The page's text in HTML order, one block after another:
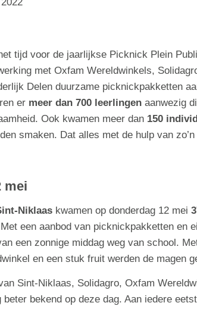
tijd voor de jaarlijkse Picknick Plein
met Oxfam Wereldwinkels,
Delen duurzame picknickpakketten
er meer dan 700 leerlingen aanwezig
Ook kwamen meer dan 150
smaken. Dat alles met de hulp van zo’n
mei
Niklaas kwamen op donderdag 12 mei
een aanbod van picknickpakketten en
een zonnige middag weg van school.
en een stuk fruit werden de magen
Sint-Niklaas, Solidagro, Oxfam
bekend op deze dag. Aan iedere